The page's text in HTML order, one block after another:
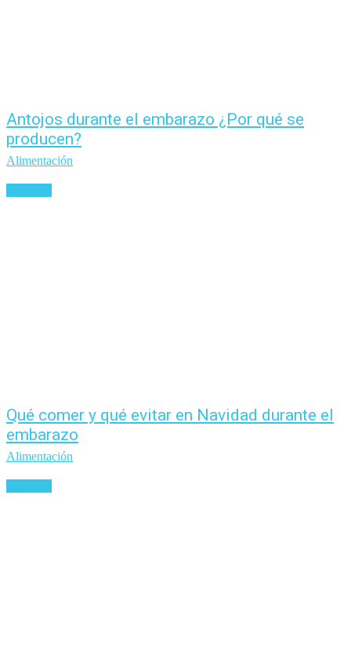
Antojos durante el embarazo ¿Por qué se
producen?
Alimentación
Qué comer y qué evitar en Navidad durante el
embarazo
Alimentación